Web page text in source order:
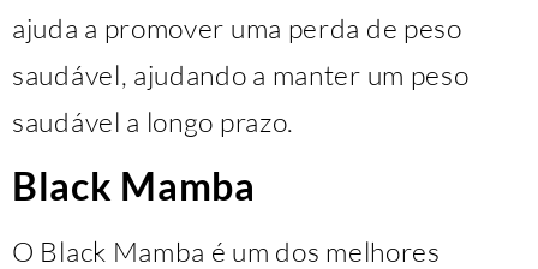
ajuda a promover uma perda de peso
saudável, ajudando a manter um peso
saudável a longo prazo.
Black Mamba
O Black Mamba é um dos melhores